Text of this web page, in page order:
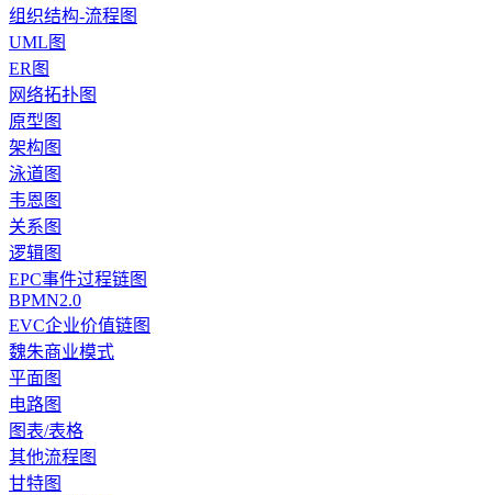
组织结构-流程图
UML图
ER图
网络拓扑图
原型图
架构图
泳道图
韦恩图
关系图
逻辑图
EPC事件过程链图
BPMN2.0
EVC企业价值链图
魏朱商业模式
平面图
电路图
图表/表格
其他流程图
甘特图